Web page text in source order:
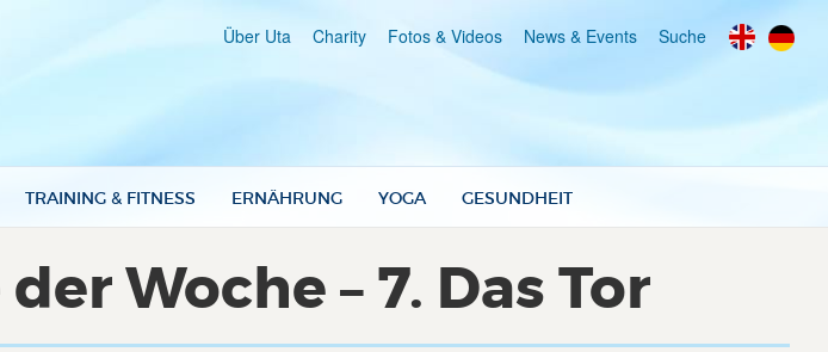
TRAINING & FITNESS ERNÄHRUNG YOGA GESUNDHEIT
Über Uta Charity Fotos & Videos News & Events Suche
Woche – 7. Das Tor